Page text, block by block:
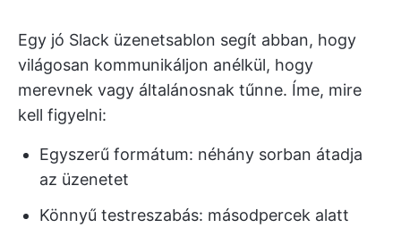
Egy jó Slack üzenetsablon segít abban, hogy
világosan kommunikáljon anélkül, hogy
merevnek vagy általánosnak tűnne. Íme, mire
kell figyelni:
Egyszerű formátum: néhány sorban átadja
az üzenetet
Könnyű testreszabás: másodpercek alatt